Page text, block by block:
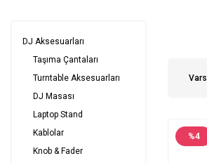
DJ Aksesuarları
Taşıma Çantaları
Turntable Aksesuarları
DJ Masası
Laptop Stand
Kablolar
Knob & Fader
%4